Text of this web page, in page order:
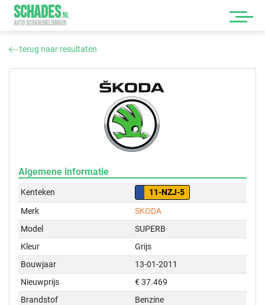
SCHADES.NL
AUTO SCHADEMELDINGEN
terug naar resultaten
Algemene informatie
Kenteken
11-NZJ-5
Merk
SKODA
Model
SUPERB
Kleur
Grijs
Bouwjaar
13-01-2011
Nieuwprijs
€ 37.469
Brandstof
Benzine